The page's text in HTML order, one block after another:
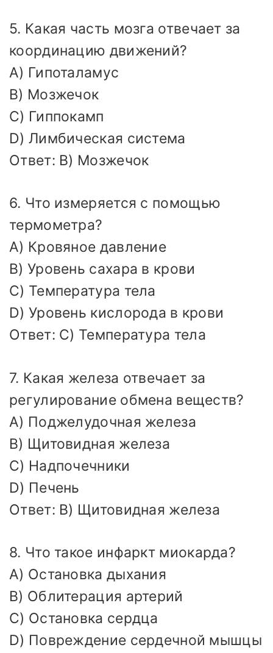
5. Какая часть мозга отвечает за
координацию движений?
A) Гипоталамус
B) Мозжечок
C) Гиппокамп
D) Лимбическая система
Ответ: B) Мозжечок
6. Что измеряется с помощью
термометра?
A) Кровяное давление
B) Уровень сахара в крови
C) Температура тела
D) Уровень кислорода в крови
Ответ: C) Температура тела
7. Какая железа отвечает за
регулирование обмена веществ?
A) Поджелудочная железа
B) Щитовидная железа
C) Надпочечники
D) Печень
Ответ: B) Щитовидная железа
8. Что такое инфаркт миокарда?
A) Остановка дыхания
B) Облитерация артерий
C) Остановка сердца
D) Повреждение сердечной мышцы